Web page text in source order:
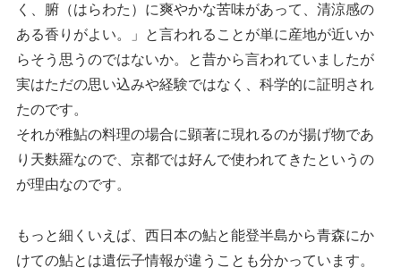
く、腑（はらわた）に爽やかな苦味があって、清涼感の
ある香りがよい。」と言われることが単に産地が近いか
らそう思うのではないか。と昔から言われていましたが
実はただの思い込みや経験ではなく、科学的に証明され
たのです。
それが稚鮎の料理の場合に顕著に現れるのが揚げ物であ
り天麩羅なので、京都では好んで使われてきたというの
が理由なのです。
もっと細くいえば、西日本の鮎と能登半島から青森にか
けての鮎とは遺伝子情報が違うことも分かっています。